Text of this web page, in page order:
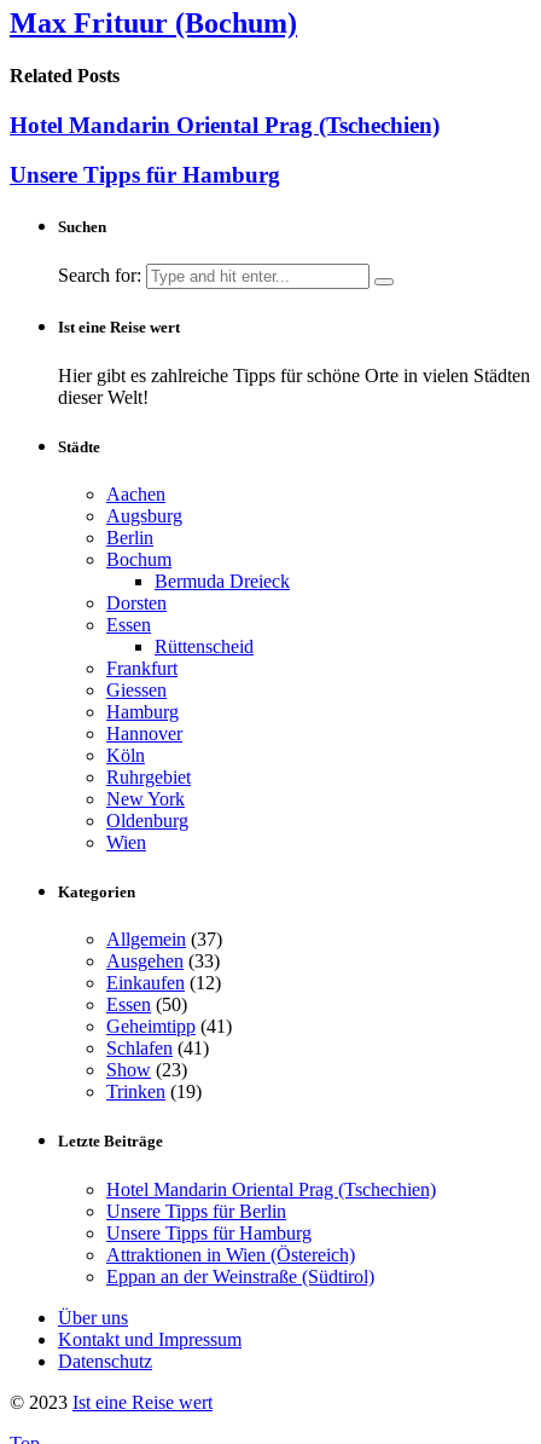
Max Frituur (Bochum)
Related Posts
Hotel Mandarin Oriental Prag (Tschechien)
Unsere Tipps für Hamburg
Suchen
Search for:
Ist eine Reise wert
Hier gibt es zahlreiche Tipps für schöne Orte in vielen Städten
dieser Welt!
Städte
Aachen
Augsburg
Berlin
Bochum
Bermuda Dreieck
Dorsten
Essen
Rüttenscheid
Frankfurt
Giessen
Hamburg
Hannover
Köln
Ruhrgebiet
New York
Oldenburg
Wien
Kategorien
Allgemein (37)
Ausgehen (33)
Einkaufen (12)
Essen (50)
Geheimtipp (41)
Schlafen (41)
Show (23)
Trinken (19)
Letzte Beiträge
Hotel Mandarin Oriental Prag (Tschechien)
Unsere Tipps für Berlin
Unsere Tipps für Hamburg
Attraktionen in Wien (Östereich)
Eppan an der Weinstraße (Südtirol)
Über uns
Kontakt und Impressum
Datenschutz
© 2023 Ist eine Reise wert